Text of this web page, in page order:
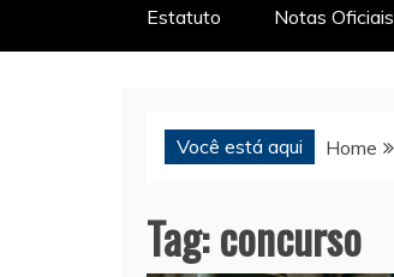
Estatuto Notas Oficiais
Você está aqui Home
Tag:concurso